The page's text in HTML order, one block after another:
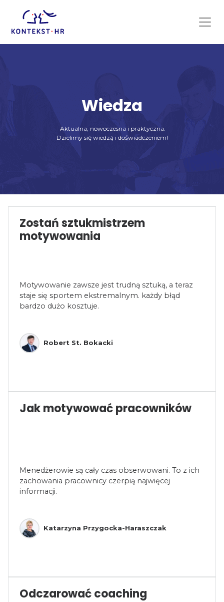
content
Wiedza
Aktualna, nowoczesna i praktyczna.
Dzielimy się wiedzą i doświadczeniem!
Zostań sztukmistrzem
motywowania
Motywowanie zawsze jest trudną sztuką, a teraz
staje się sportem ekstremalnym. każdy błąd
bardzo dużo kosztuje.
Robert St. Bokacki
Jak motywować pracowników
Menedżerowie są cały czas obserwowani. To z ich
zachowania pracownicy czerpią najwięcej
informacji.
Katarzyna Przygocka-Haraszczak
Odczarować coaching